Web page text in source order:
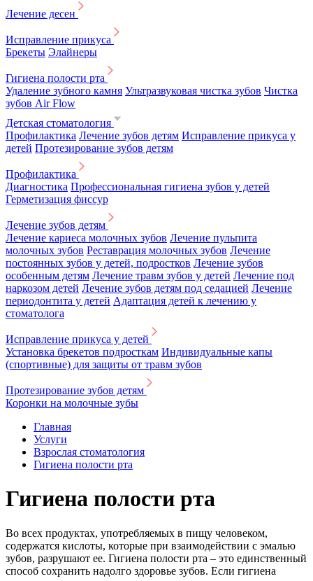
Лечение десен
Исправление прикуса
Брекеты Элайнеры
Гигиена полости рта
Удаление зубного камня Ультразвуковая чистка зубов Чистка
зубов Air Flow
Детская стоматология
Профилактика Лечение зубов детям Исправление прикуса у
детей Протезирование зубов детям
Профилактика
Диагностика Профессиональная гигиена зубов у детей
Герметизация фиссур
Лечение зубов детям
Лечение кариеса молочных зубов Лечение пульпита
молочных зубов Реставрация молочных зубов Лечение
постоянных зубов у детей, подростков Лечение зубов
особенным детям Лечение травм зубов у детей Лечение под
наркозом детей Лечение зубов детям под седацией Лечение
периодонтита у детей Адаптация детей к лечению у
стоматолога
Исправление прикуса у детей
Установка брекетов подросткам Индивидуальные капы
(спортивные) для защиты от травм зубов
Протезирование зубов детям
Коронки на молочные зубы
Главная
Услуги
Взрослая стоматология
Гигиена полости рта
Гигиена полости рта
Во всех продуктах, употребляемых в пищу человеком,
содержатся кислоты, которые при взаимодействии с эмалью
зубов, разрушают ее. Гигиена полости рта – это единственный
способ сохранить надолго здоровье зубов. Если гигиена